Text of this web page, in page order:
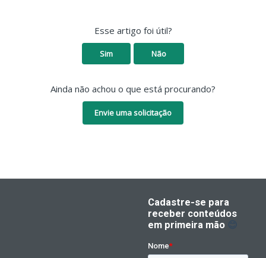
Esse artigo foi útil?
Sim Não
Ainda não achou o que está procurando?
Envie uma solicitação